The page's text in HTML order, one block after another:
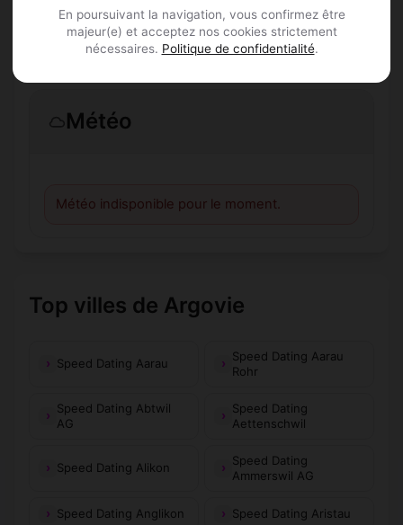
En poursuivant la navigation, vous confirmez être
majeur(e) et acceptez nos cookies strictement
nécessaires. Politique de confidentialité.
Les profils sont-ils vérifiés ?
Météo
Météo indisponible pour le moment.
Top villes de Argovie
Speed Dating Aarau
Speed Dating Aarau
Rohr
Speed Dating Abtwil
AG
Speed Dating
Aettenschwil
Speed Dating Alikon
Speed Dating
Ammerswil AG
Speed Dating Anglikon Speed Dating Aristau